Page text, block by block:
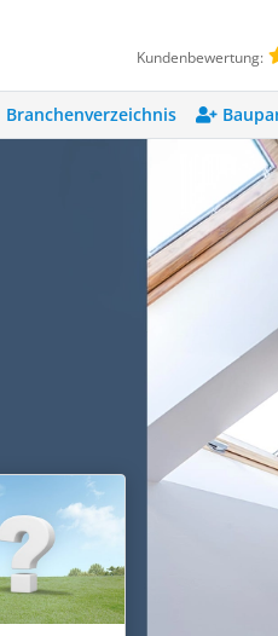
Kundenbewertung:
Branchenverzeichnis